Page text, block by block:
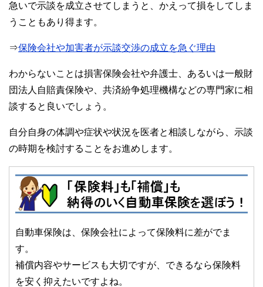
急いで示談を成立させてしまうと、かえって損をしてしま
うこともあり得ます。
⇒保険会社や加害者が示談交渉の成立を急ぐ理由
わからないことは損害保険会社や弁護士、あるいは一般財
団法人自賠責保険や、共済紛争処理機構などの専門家に相
談すると良いでしょう。
自分自身の体調や症状や状況を医者と相談しながら、示談
の時期を検討することをお進めします。
自動車保険は、保険会社によって保険料に差がでま
す。
補償内容やサービスも大切ですが、できるなら保険料
を安く抑えたいですよね。